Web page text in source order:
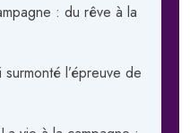
: du rêve à la
surmonté l’épreuve de